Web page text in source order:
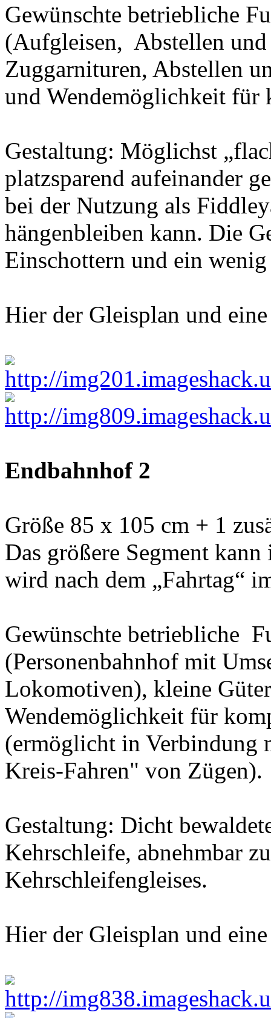
Gewünschte betriebliche
(Aufgleisen, Abstellen
Zuggarnituren, Abstellen
und Wendemöglichkeit für
Gestaltung: Möglichst
platzsparend aufeinander
bei der Nutzung als
hängenbleiben kann. Die
Einschottern und ein
Hier der Gleisplan und
Endbahnhof 2
Größe 85 x 105 cm + 1
Das größere Segment
wird nach dem „Fahrtag“
Gewünschte betriebliche
(Personenbahnhof mit
Lokomotiven), kleine
Wendemöglichkeit für
(ermöglicht in Verbindung
Kreis-Fahren" von Zügen).
Gestaltung: Dicht
Kehrschleife, abnehmbar
Kehrschleifengleises.
Hier der Gleisplan und